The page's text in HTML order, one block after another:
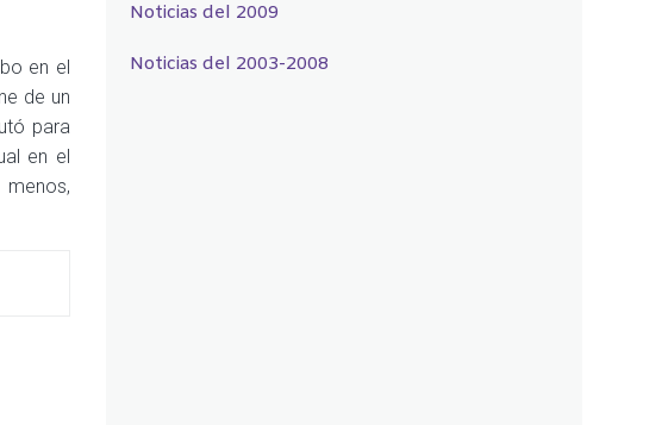
en el
de un
para
en el
Noticias del 2009
Noticias del 2003-2008